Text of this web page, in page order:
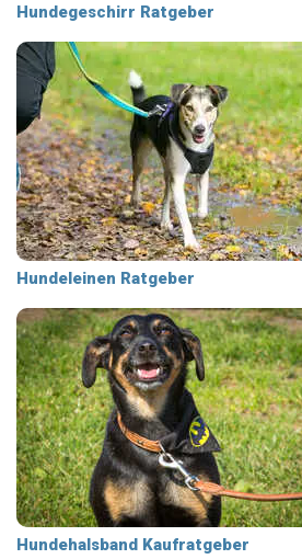
Hundegeschirr Ratgeber
Hundeleinen Ratgeber
Hundehalsband Kaufratgeber